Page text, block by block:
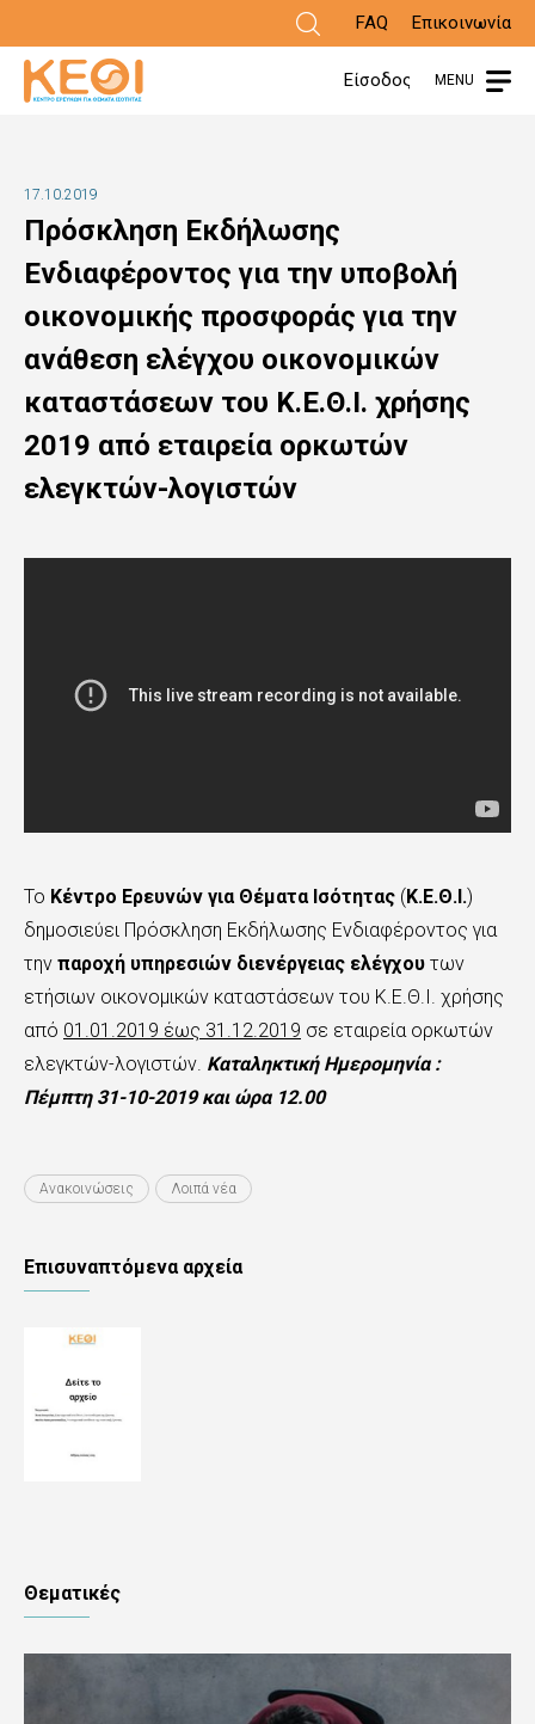
προς
το
περιεχόμενο
FAQ Επικοινωνία
Είσοδος MENU
17.10.2019
Πρόσκληση Εκδήλωσης
Ενδιαφέροντος για την υποβολή
οικονομικής προσφοράς για την
ανάθεση ελέγχου οικονομικών
καταστάσεων του Κ.Ε.Θ.Ι. χρήσης
2019 από εταιρεία ορκωτών
ελεγκτών-λογιστών
Το Κέντρο Ερευνών για Θέματα Ισότητας (Κ.Ε.Θ.Ι.)
δημοσιεύει Πρόσκληση Εκδήλωσης Ενδιαφέροντος για
την παροχή υπηρεσιών διενέργειας ελέγχου των
ετήσιων οικονομικών καταστάσεων του Κ.Ε.Θ.Ι. χρήσης
από 01.01.2019 έως 31.12.2019 σε εταιρεία ορκωτών
ελεγκτών-λογιστών. Καταληκτική Ημερομηνία :
Πέμπτη 31-10-2019 και ώρα 12.00
Ανακοινώσεις Λοιπά νέα
Επισυναπτόμενα αρχεία
Θεματικές